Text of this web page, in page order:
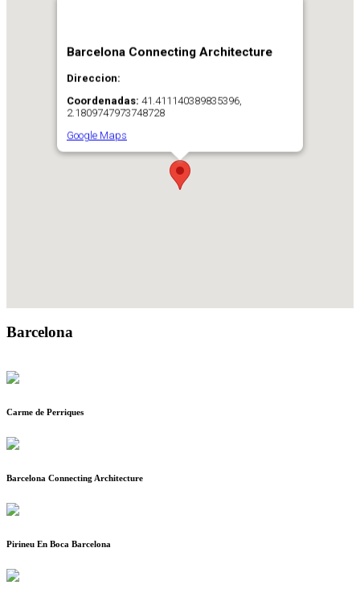
Barcelona Connecting Architecture
Direccion:
Coordenadas: 41.411140389835396,
2.1809747973748728
Google Maps
Barcelona
Carme de Perriques
Barcelona Connecting Architecture
Pirineu En Boca Barcelona